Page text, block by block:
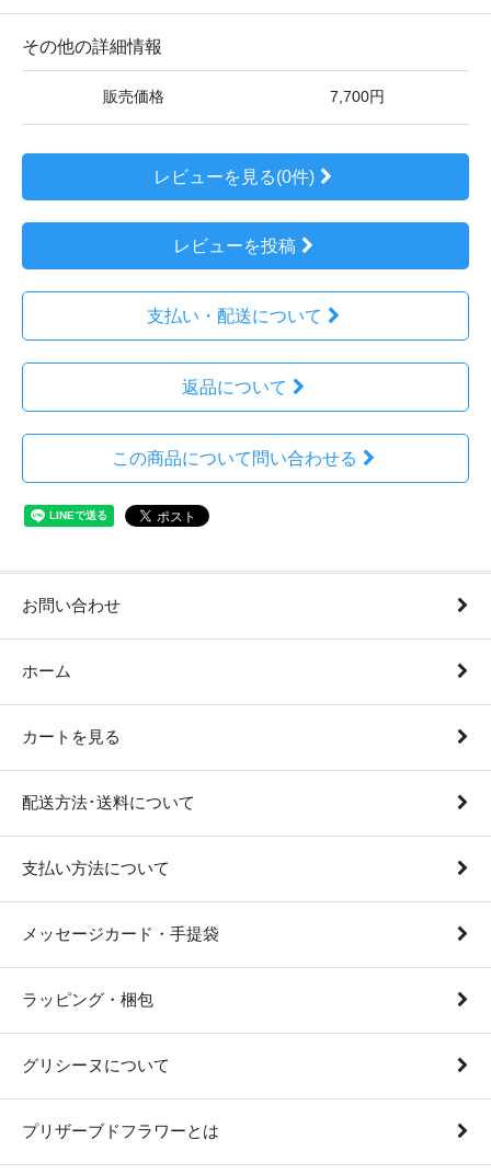
その他の詳細情報
販売価格 7,700円
レビューを見る(0件)
レビューを投稿
支払い・配送について
返品について
この商品について問い合わせる
お問い合わせ
ホーム
カートを見る
配送方法･送料について
支払い方法について
メッセージカード・手提袋
ラッピング・梱包
グリシーヌについて
プリザーブドフラワーとは